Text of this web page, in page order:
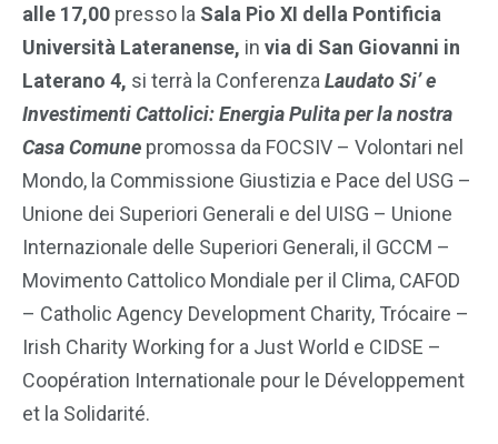
alle 17,00 presso la Sala Pio XI della Pontificia
Università Lateranense, in via di San Giovanni in
Laterano 4, si terrà la Conferenza Laudato Si’ e
Investimenti Cattolici: Energia Pulita per la nostra
Casa Comune promossa da FOCSIV – Volontari nel
Mondo, la Commissione Giustizia e Pace del USG –
Unione dei Superiori Generali e del UISG – Unione
Internazionale delle Superiori Generali, il GCCM –
Movimento Cattolico Mondiale per il Clima, CAFOD
– Catholic Agency Development Charity, Trócaire –
Irish Charity Working for a Just World e CIDSE –
Coopération Internationale pour le Développement
et la Solidarité.